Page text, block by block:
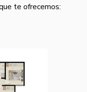
te ofrecemos: